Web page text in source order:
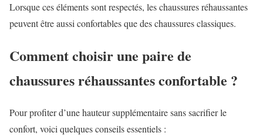
Lorsque ces éléments sont respectés, les chaussures réhaussantes
peuvent être aussi confortables que des chaussures classiques.
Comment choisir une paire de
chaussures réhaussantes confortable ?
Pour profiter d’une hauteur supplémentaire sans sacrifier le
confort, voici quelques conseils essentiels :